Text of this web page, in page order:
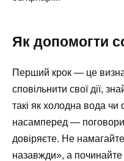
Як допомогти
Перший крок — це
сповільнити свої дії,
такі як холодна вода чи
насамперед —
довіряєте. Не
назавжди», а